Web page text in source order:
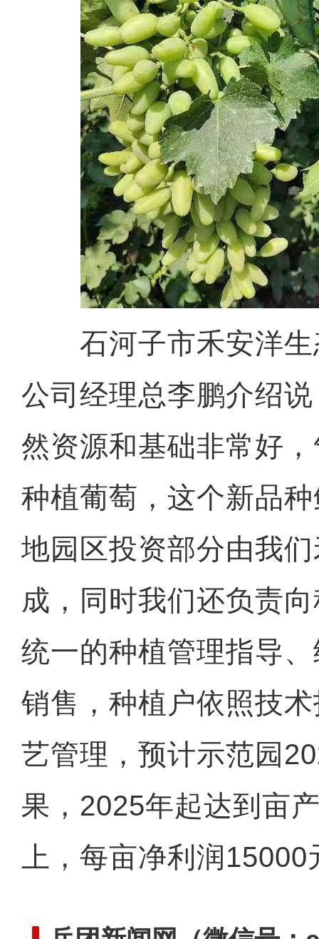
石河子市禾安洋生
公司经理总李鹏介绍
然资源和基础非常好
种植葡萄，这个新品
地园区投资部分由我
成，同时我们还负责
统一的种植管理指导
销售，种植户依照技
艺管理，预计示范园
果，2025年起达到亩
上，每亩净利润15000
《游在新疆、吃住在兵团》